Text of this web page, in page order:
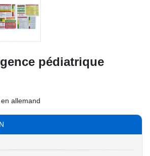
pédiatrique
allemand